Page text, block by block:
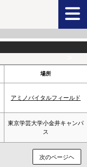
場所
アミノバイタルフィールド
東京学芸大学小金井キャンパ
ス
次のページヘ